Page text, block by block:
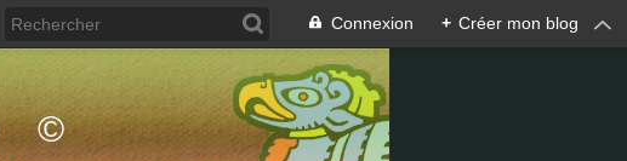
Connexion + Créer mon blog
©